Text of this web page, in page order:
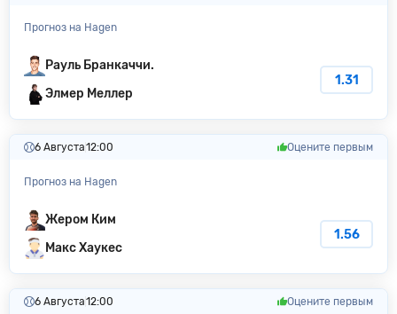
Прогноз на Hagen
Рауль Бранкаччи.
Элмер Меллер
1.31
6 Августа12:00 Оцените первым
Прогноз на Hagen
Жером Ким
Макс Хаукес
1.56
6 Августа12:00 Оцените первым